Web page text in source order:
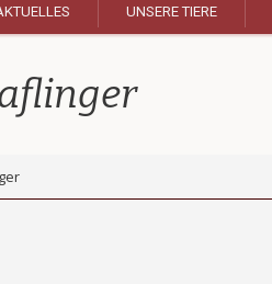
UNSERE TIERE